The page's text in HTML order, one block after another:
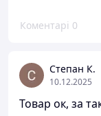
Недоліки
Коментарі 0
Степан К.
10.12.2025
Товар ок, за